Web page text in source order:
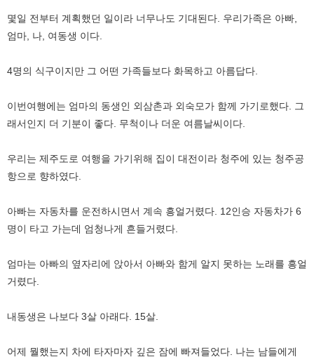
몇일 전부터 계획했던 일이라 너무나도 기대된다. 우리가족은 아빠,
엄마, 나, 여동생 이다.
4명의 식구이지만 그 어떤 가족들보다 화목하고 아름답다.
이번여행에는 엄마의 동생인 외삼촌과 외숙모가 함께 가기로했다. 그
래서인지 더 기분이 좋다. 무척이나 더운 여름날씨이다.
우리는 제주도로 여행을 가기위해 집이 대전이라 청주에 있는 청주공
항으로 향하였다.
아빠는 자동차를 운전하시면서 계속 흥얼거렸다. 12인승 자동차가 6
명이 타고 가는데 엄청나게 흔들거렸다.
엄마는 아빠의 옆자리에 앉아서 아빠와 함게 알지 못하는 노래를 흥얼
거렸다.
내동생은 나보다 3살 아래다. 15살.
어제 뭘했는지 차에 타자마자 깊은 잠에 빠져들었다. 나는 남들에게